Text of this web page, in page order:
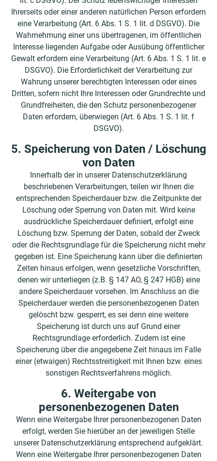
Ihrerseits oder einer anderen natürlichen Person erfordern
eine Verarbeitung (Art. 6 Abs. 1 S. 1 lit. d DSGVO). Die
Wahrnehmung einer uns übertragenen, im öffentlichen
Interesse liegenden Aufgabe oder Ausübung öffentlicher
Gewalt erfordern eine Verarbeitung (Art. 6 Abs. 1 S. 1 lit. e
DSGVO). Die Erforderlichkeit der Verarbeitung zur
Wahrung unserer berechtigten Interessen oder eines
Dritten, sofern nicht Ihre Interessen oder Grundrechte und
Grundfreiheiten, die den Schutz personenbezogener
Daten erfordern, überwiegen (Art. 6 Abs. 1 S. 1 lit. f
DSGVO).
5. Speicherung von Daten / Löschung
von Daten
Innerhalb der in unserer Datenschutzerklärung
beschriebenen Verarbeitungen, teilen wir Ihnen die
entsprechenden Speicherdauer bzw. die Zeitpunkte der
Löschung oder Sperrung von Daten mit. Wird keine
ausdrückliche Speicherdauer definiert, erfolgt eine
Löschung bzw. Sperrung der Daten, sobald der Zweck
oder die Rechtsgrundlage für die Speicherung nicht mehr
gegeben ist. Eine Speicherung kann über die definierten
Zeiten hinaus erfolgen, wenn gesetzliche Vorschriften,
denen wir unterliegen (z.B. § 147 AO, § 247 HGB) eine
andere Speicherdauer vorsehen. Im Anschluss an die
Speicherdauer werden die personenbezogenen Daten
gelöscht bzw. gesperrt, es sei denn eine weitere
Speicherung ist durch uns auf Grund einer
Rechtsgrundlage erforderlich. Zudem ist eine
Speicherung über die angegebene Zeit hinaus im Falle
einer (etwaigen) Rechtsstreitigkeit mit Ihnen bzw. eines
sonstigen Rechtsverfahrens möglich.
6. Weitergabe von
personenbezogenen Daten
Wenn eine Weitergabe Ihrer personenbezogenen Daten
erfolgt, werden Sie hierüber an der jeweiligen Stelle
unserer Datenschutzerklärung entsprechend aufgeklärt.
Wenn eine Weitergabe Ihrer personenbezogenen Daten